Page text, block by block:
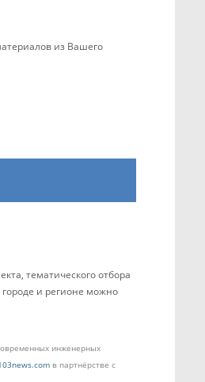
из Вашего
тематического отбора
и регионе можно
инженерных
в партнёрстве с